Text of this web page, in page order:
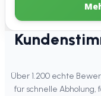
Über 1.200 echte
für schnelle